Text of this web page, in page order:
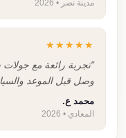
مدينة نصر • 2026
★★★★★
"تجربة رائعة مع جولات
وصل قبل الموعد
محمد ع.
المعادي • 2026